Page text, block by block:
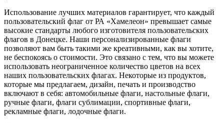
Использование лучших материалов гарантирует, что каждый
пользовательский флаг от РА «Хамелеон» превышает самые
высокие стандарты любого изготовителя пользовательских
флагов в Донецке. Наши персонализированные флаги
позволяют вам быть такими же креативными, как вы хотите,
не беспокоясь о стоимости. Это связано с тем, что вы можете
использовать неограниченное количество цветов на всех
наших пользовательских флагах. Некоторые из продуктов,
которые мы предлагаем, дизайн, печать и производство
включают в себя: автомобильные флаги, настольные флаги,
ручные флаги, флаги сублимации, спортивные флаги,
рекламные флаги, лодочные флаги.